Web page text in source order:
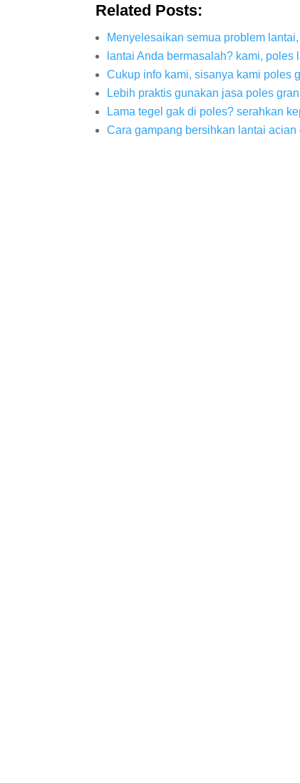
Related Posts:
Menyelesaikan semua problem
lantai Anda bermasalah? kami, poles
Cukup info kami, sisanya kami poles
Lebih praktis gunakan jasa poles
Lama tegel gak di poles? serahkan
Cara gampang bersihkan lantai